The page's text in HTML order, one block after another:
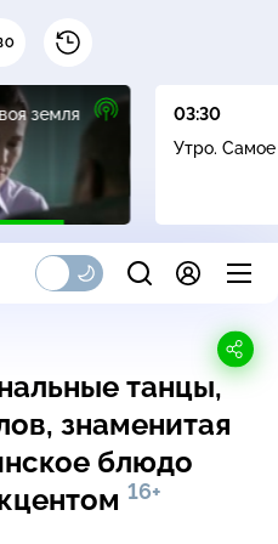
земля
16+
03:30
Утро.
танцы,
знаменитая
блюдо
16+